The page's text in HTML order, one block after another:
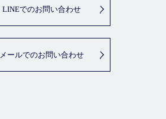
LINEでのお問い合わせ
メールでのお問い合わせ